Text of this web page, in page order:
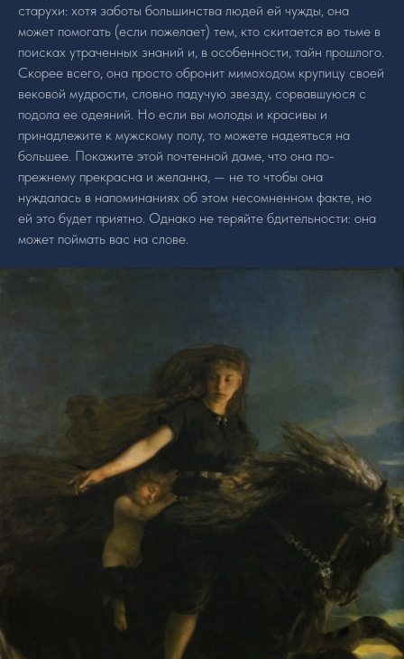
старухи: хотя заботы большинства людей ей чужды, она
может помогать (если пожелает) тем, кто скитается во тьме в
поисках утраченных знаний и, в особенности, тайн прошлого.
Скорее всего, она просто обронит мимоходом крупицу своей
вековой мудрости, словно падучую звезду, сорвавшуюся с
подола ее одеяний. Но если вы молоды и красивы и
принадлежите к мужскому полу, то можете надеяться на
большее. Покажите этой почтенной даме, что она по-
прежнему прекрасна и желанна, — не то чтобы она
нуждалась в напоминаниях об этом несомненном факте, но
ей это будет приятно. Однако не теряйте бдительности: она
может поймать вас на слове.